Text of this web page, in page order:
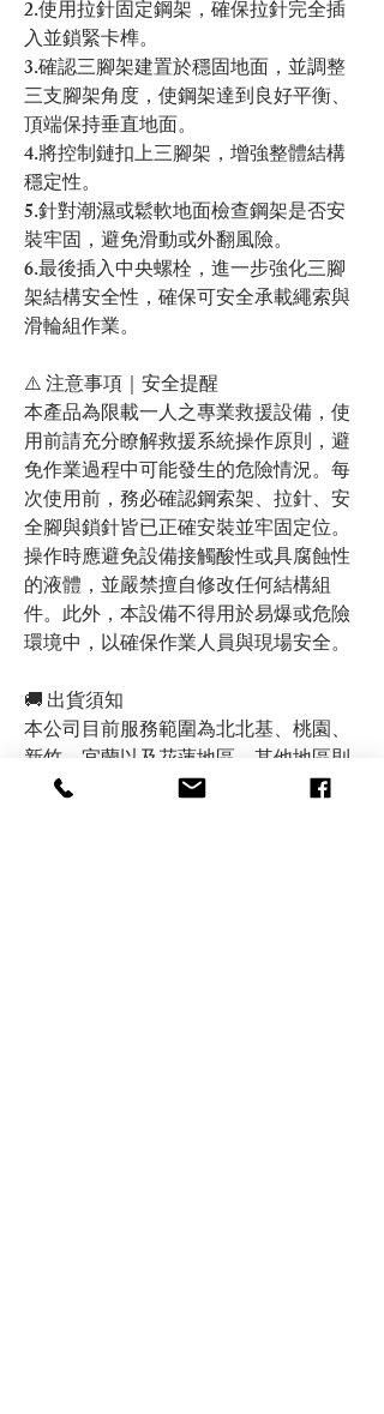
2.使用拉針固定鋼架，確保拉針完全插
入並鎖緊卡榫。
3.確認三腳架建置於穩固地面，並調整
三支腳架角度，使鋼架達到良好平衡、
頂端保持垂直地面。
4.將控制鏈扣上三腳架，增強整體結構
穩定性。
5.針對潮濕或鬆軟地面檢查鋼架是否安
裝牢固，避免滑動或外翻風險。
6.最後插入中央螺栓，進一步強化三腳
架結構安全性，確保可安全承載繩索與
滑輪組作業。
⚠️ 注意事項｜安全提醒
本產品為限載一人之專業救援設備，使
用前請充分瞭解救援系統操作原則，避
免作業過程中可能發生的危險情況。每
次使用前，務必確認鋼索架、拉針、安
全腳與鎖針皆已正確安裝並牢固定位。
操作時應避免設備接觸酸性或具腐蝕性
的液體，並嚴禁擅自修改任何結構組
件。此外，本設備不得用於易爆或危險
環境中，以確保作業人員與現場安全。
🚚 出貨須知
本公司目前服務範圍為北北基、桃園、
新竹、宜蘭以及花蓮地區，其他地區則
依照貨物重量和大小決定是否出貨，歡